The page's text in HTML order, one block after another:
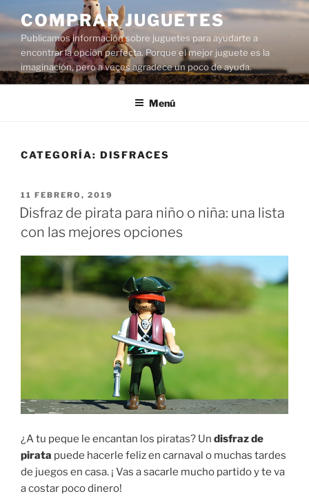
al
contenido
COMPRAR JUGUETES
Publicamos información sobre juguetes para ayudarte a
encontrar la opción perfecta. Porque el mejor juguete es la
imaginación, pero a veces agradece un poco de ayuda.
Menú
CATEGORÍA: DISFRACES
PUBLICADO
EL
11 FEBRERO, 2019
Disfraz de pirata para niño o niña: una lista
con las mejores opciones
¿A tu peque le encantan los piratas? Un disfraz de
pirata puede hacerle feliz en carnaval o muchas tardes
de juegos en casa. ¡ Vas a sacarle mucho partido y te va
a costar poco dinero!